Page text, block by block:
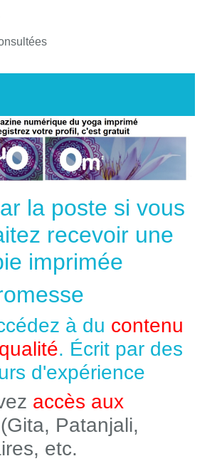
la poste si vous
recevoir une
imprimée
à du contenu
. Écrit par des
d'expérience
accès aux
(Gita, Patanjali,
etc.